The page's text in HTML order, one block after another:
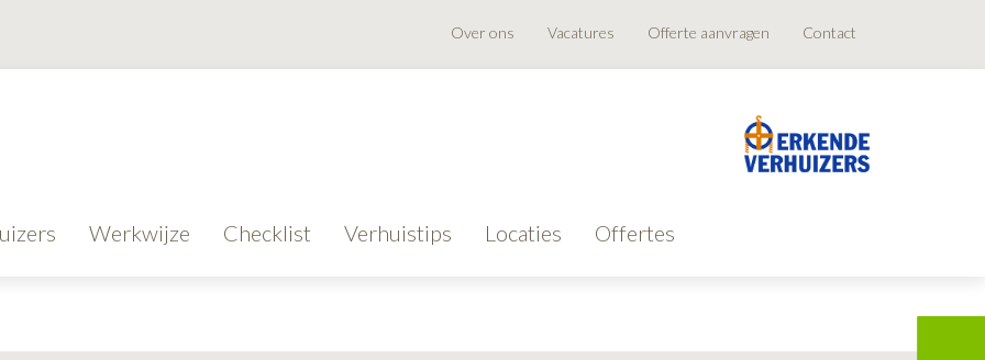
Contact
Offerte aanvragen
Vacatures
Over ons
Werkwijze Checklist Verhuistips Locaties Offertes